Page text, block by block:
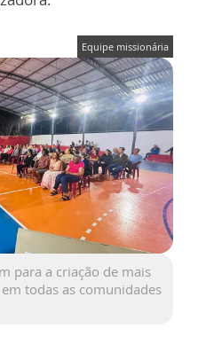
Equipe missionária
para a criação de mais
todas as comunidades